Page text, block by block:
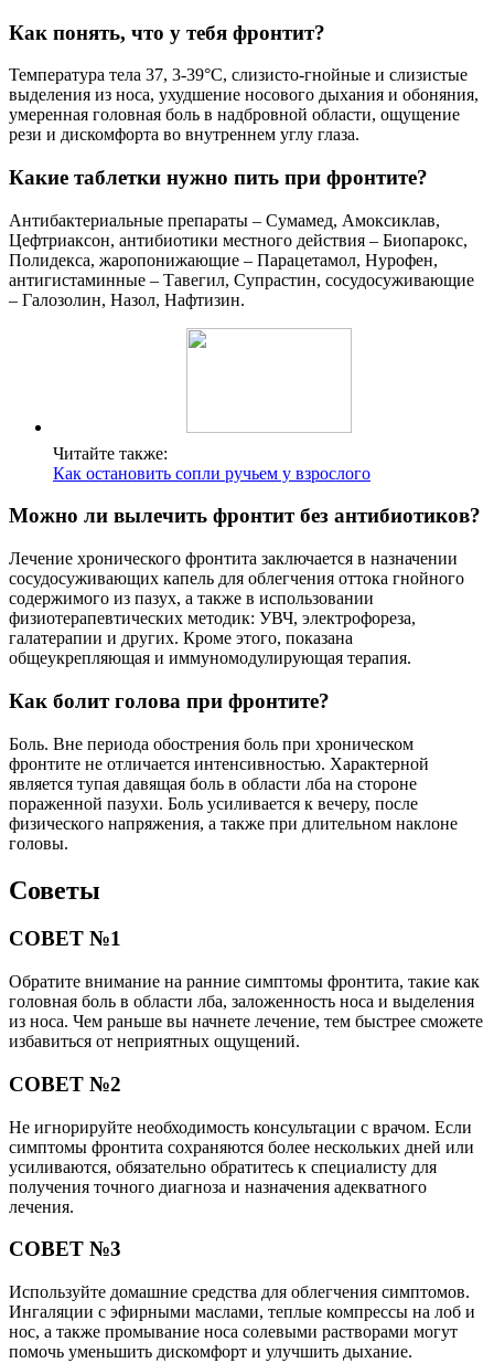
Как понять, что у тебя фронтит?
Температура тела 37, 3-39°C, слизисто-гнойные и слизистые
выделения из носа, ухудшение носового дыхания и обоняния,
умеренная головная боль в надбровной области, ощущение
рези и дискомфорта во внутреннем углу глаза.
Какие таблетки нужно пить при фронтите?
Антибактериальные препараты – Сумамед, Амоксиклав,
Цефтриаксон, антибиотики местного действия – Биопарокс,
Полидекса, жаропонижающие – Парацетамол, Нурофен,
антигистаминные – Тавегил, Супрастин, сосудосуживающие
– Галозолин, Назол, Нафтизин.
Читайте также:
Как остановить сопли ручьем у взрослого
Можно ли вылечить фронтит без антибиотиков?
Лечение хронического фронтита заключается в назначении
сосудосуживающих капель для облегчения оттока гнойного
содержимого из пазух, а также в использовании
физиотерапевтических методик: УВЧ, электрофореза,
галатерапии и других. Кроме этого, показана
общеукрепляющая и иммуномодулирующая терапия.
Как болит голова при фронтите?
Боль. Вне периода обострения боль при хроническом
фронтите не отличается интенсивностью. Характерной
является тупая давящая боль в области лба на стороне
пораженной пазухи. Боль усиливается к вечеру, после
физического напряжения, а также при длительном наклоне
головы.
Советы
СОВЕТ №1
Обратите внимание на ранние симптомы фронтита, такие как
головная боль в области лба, заложенность носа и выделения
из носа. Чем раньше вы начнете лечение, тем быстрее сможете
избавиться от неприятных ощущений.
СОВЕТ №2
Не игнорируйте необходимость консультации с врачом. Если
симптомы фронтита сохраняются более нескольких дней или
усиливаются, обязательно обратитесь к специалисту для
получения точного диагноза и назначения адекватного
лечения.
СОВЕТ №3
Используйте домашние средства для облегчения симптомов.
Ингаляции с эфирными маслами, теплые компрессы на лоб и
нос, а также промывание носа солевыми растворами могут
помочь уменьшить дискомфорт и улучшить дыхание.